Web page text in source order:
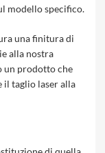
modello specifico.
una finitura di
alla nostra
un prodotto che
il taglio laser alla